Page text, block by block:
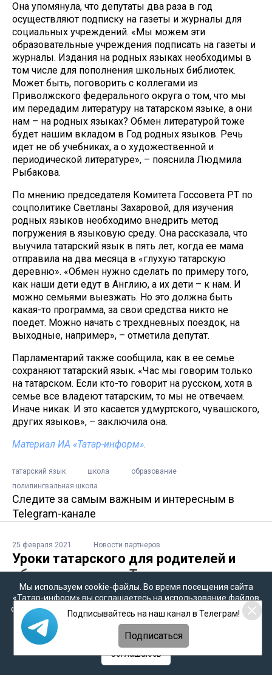
Она упомянула, что депутаты два раза в год
осуществляют подписку на газеты и журналы для
социальных учреждений. «Мы можем эти
образовательные учреждения подписать на газеты и
журналы. Издания на родных языках необходимы в
том числе для пополнения школьных библиотек.
Может быть, поговорить с коллегами из
Приволжского федерального округа о том, что мы
им передадим литературу на татарском языке, а они
нам – на родных языках? Обмен литературой тоже
будет нашим вкладом в Год родных языков. Речь
идет не об учебниках, а о художественной и
периодической литературе», – пояснила Людмила
Рыбакова.
По мнению председателя Комитета Госсовета РТ по
соцполитике Светланы Захаровой, для изучения
родных языков необходимо внедрить метод
погружения в языковую среду. Она рассказала, что
выучила татарский язык в пять лет, когда ее мама
отправила на два месяца в «глухую татарскую
деревню». «Обмен нужно сделать по примеру того,
как наши дети едут в Англию, а их дети – к нам. И
можно семьями выезжать. Но это должна быть
какая-то программа, за свои средства никто не
поедет. Можно начать с трехдневных поездок, на
выходные, например», – отметила депутат.
Парламентарий также сообщила, как в ее семье
сохраняют татарский язык. «Час мы говорим только
на татарском. Если кто-то говорит на русском, хотя в
семье все владеют татарским, то мы не отвечаем.
Иначе никак. И это касается удмуртского, чувашского,
других языков», – заключила она.
Материал ИА «Татар-информ».
татарский язык школа
образование
полилингвальная школа
Следите за самым важным и интересным в
Telegram-канале
25 февраля 2021 Новости партнеров
Уроки татарского для родителей и
обмен семьями: в Татарстане
обсудили пути сохранения родных
языков
В преддверии Международного дня родного языка
депутаты объединения «Мэрхэмэт — Милосердие»
обсудили с представителями сферы образования
вопросы сохранения и изучения языков, а также
Мы используем cookie-файлы. Во время посещения сайта
«Татар-информ» вы соглашаетесь на использование файлов
cookie в соответствии с настоящим уведомлением, согласием
наобработку персональных данных,Политикой о
персональных данных
Политикой конфиденциальности
Соглашаюсь
Подписывайтесь на наш канал в Телеграм!
Подписаться